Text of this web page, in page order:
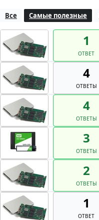
Все Самые полезные
1
ОТВЕТ
4
ОТВЕТЫ
4
ОТВЕТЫ
3
ОТВЕТЫ
2
ОТВЕТЫ
1
ОТВЕТ